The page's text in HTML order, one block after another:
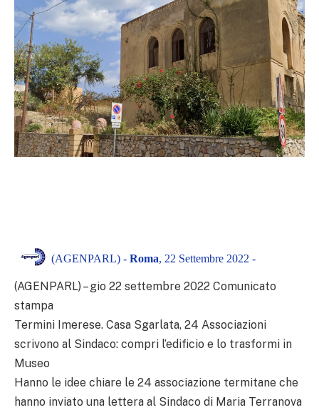
(AGENPARL) - Roma, 22 Settembre 2022 -
(AGENPARL) – gio 22 settembre 2022 Comunicato
stampa
Termini Imerese. Casa Sgarlata, 24 Associazioni
scrivono al Sindaco: compri l’edificio e lo trasformi in
Museo
Hanno le idee chiare le 24 associazione termitane che
hanno inviato una lettera al Sindaco di Maria Terranova